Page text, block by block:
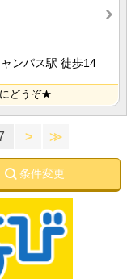
ンパス駅 徒歩14
どうぞ★
> ≫
条件変更